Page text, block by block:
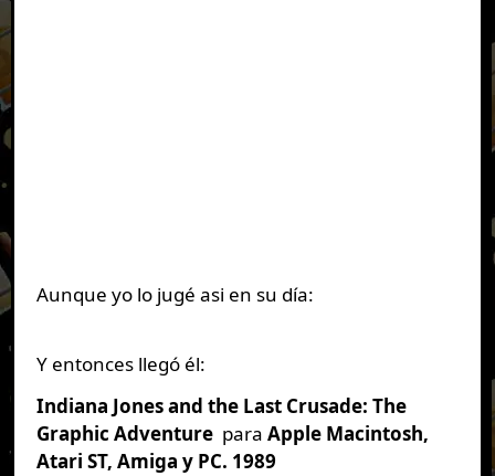
Aunque yo lo jugé asi en su día:
Y entonces llegó él:
Indiana Jones and the Last Crusade: The
Graphic Adventure para Apple Macintosh,
Atari ST, Amiga y PC. 1989